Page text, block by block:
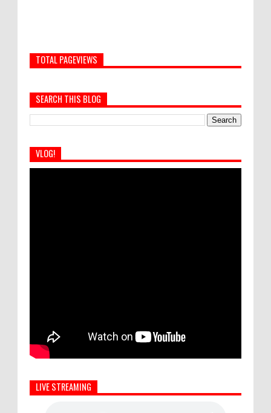
TOTAL PAGEVIEWS
SEARCH THIS BLOG
VLOG!
LIVE STREAMING